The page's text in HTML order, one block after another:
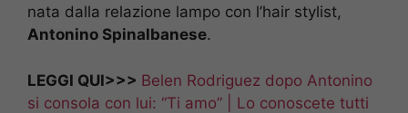
nata dalla relazione lampo con l’hair stylist,
Antonino Spinalbanese.
LEGGI QUI>>> Belen Rodriguez dopo Antonino
si consola con lui: “Ti amo” | Lo conoscete tutti